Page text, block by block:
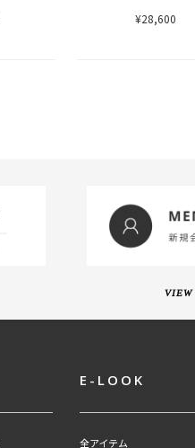
¥28,600
VIEW
E-LOOK
全アイテム